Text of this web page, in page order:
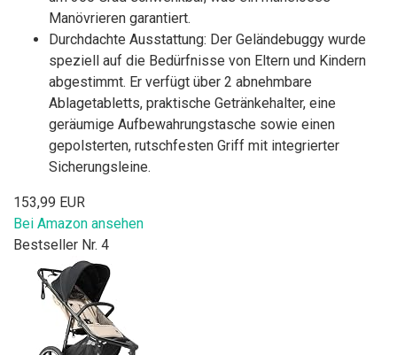
Manövrieren garantiert.
Durchdachte Ausstattung: Der Geländebuggy wurde
speziell auf die Bedürfnisse von Eltern und Kindern
abgestimmt. Er verfügt über 2 abnehmbare
Ablagetabletts, praktische Getränkehalter, eine
geräumige Aufbewahrungstasche sowie einen
gepolsterten, rutschfesten Griff mit integrierter
Sicherungsleine.
153,99 EUR
Bei Amazon ansehen
Bestseller Nr. 4